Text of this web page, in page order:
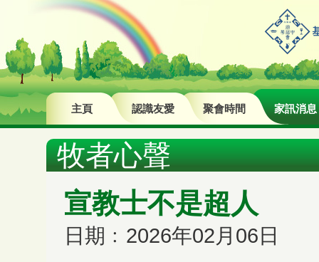
主頁 認識友愛 聚會時間 家訊消息
牧者心聲
宣教士不是超人
日期﹕2026年02月06日